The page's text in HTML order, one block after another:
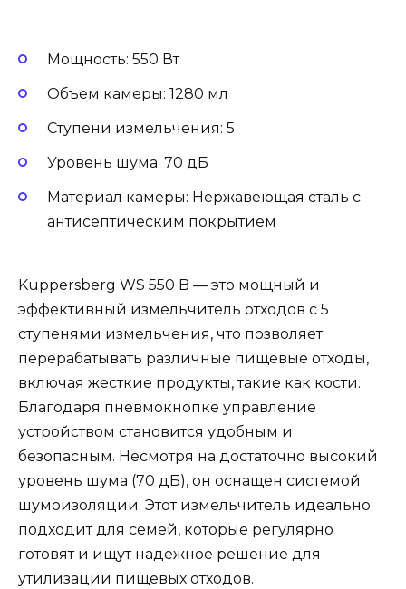
Мощность: 550 Вт
Объем камеры: 1280 мл
Ступени измельчения: 5
Уровень шума: 70 дБ
Материал камеры: Нержавеющая сталь с
антисептическим покрытием
Kuppersberg WS 550 B — это мощный и
эффективный измельчитель отходов с 5
ступенями измельчения, что позволяет
перерабатывать различные пищевые отходы,
включая жесткие продукты, такие как кости.
Благодаря пневмокнопке управление
устройством становится удобным и
безопасным. Несмотря на достаточно высокий
уровень шума (70 дБ), он оснащен системой
шумоизоляции. Этот измельчитель идеально
подходит для семей, которые регулярно
готовят и ищут надежное решение для
утилизации пищевых отходов.